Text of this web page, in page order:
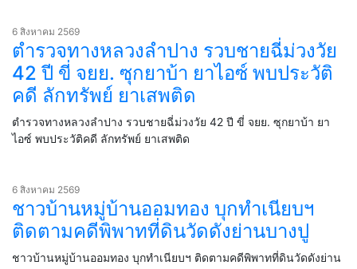
6 สิงหาคม 2569
ตำรวจทางหลวงลำปาง รวบชายฉี่ม่วงวัย
42 ปี ขี่ จยย. ซุกยาบ้า ยาไอซ์ พบประวัติ
คดี ลักทรัพย์ ยาเสพติด
ตำรวจทางหลวงลำปาง รวบชายฉี่ม่วงวัย 42 ปี ขี่ จยย. ซุกยาบ้า ยา
ไอซ์ พบประวัติคดี ลักทรัพย์ ยาเสพติด
6 สิงหาคม 2569
ชาวบ้านหมู่บ้านออมทอง บุกทำเนียบฯ
ติดตามคดีพิพาทที่ดินวัดดังย่านบางปู
ชาวบ้านหมู่บ้านออมทอง บุกทำเนียบฯ ติดตามคดีพิพาทที่ดินวัดดังย่าน